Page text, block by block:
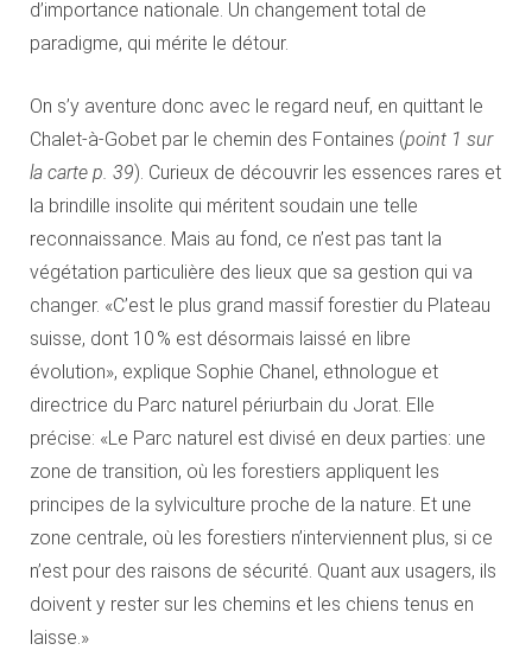
d’importance nationale. Un changement total de
paradigme, qui mérite le détour.
On s’y aventure donc avec le regard neuf, en quittant le
Chalet-à-Gobet par le chemin des Fontaines (point 1 sur
la carte p. 39). Curieux de découvrir les essences rares et
la brindille insolite qui méritent soudain une telle
reconnaissance. Mais au fond, ce n’est pas tant la
végétation particulière des lieux que sa gestion qui va
changer. «C’est le plus grand massif forestier du Plateau
suisse, dont 10 % est désormais laissé en libre
évolution», explique Sophie Chanel, ethnologue et
directrice du Parc naturel périurbain du Jorat. Elle
précise: «Le Parc naturel est divisé en deux parties: une
zone de transition, où les forestiers appliquent les
principes de la sylviculture proche de la nature. Et une
zone centrale, où les forestiers n’interviennent plus, si ce
n’est pour des raisons de sécurité. Quant aux usagers, ils
doivent y rester sur les chemins et les chiens tenus en
laisse.»